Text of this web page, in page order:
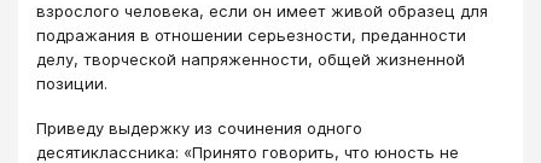
взрослого человека, если он имеет живой образец для
подражания в отношении серьезности, преданности
делу, творческой напряженности, общей жизненной
позиции.
Приведу выдержку из сочинения одного
десятиклассника: «Принято говорить, что юность не